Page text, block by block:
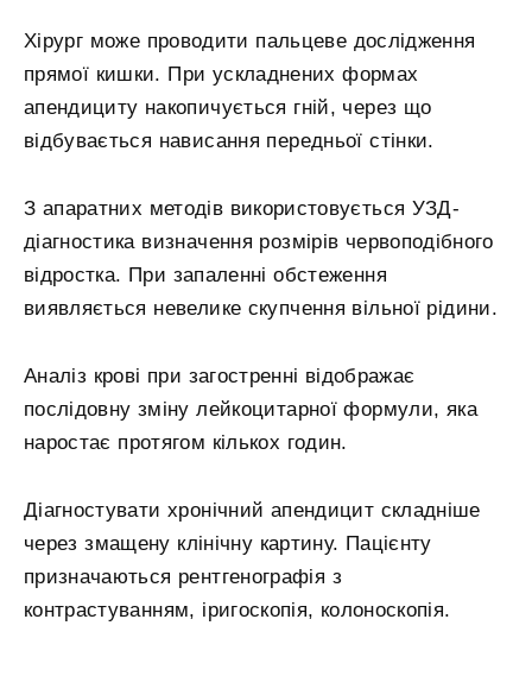
Хірург може проводити пальцеве дослідження
прямої кишки. При ускладнених формах
апендициту накопичується гній, через що
відбувається нависання передньої стінки.
З апаратних методів використовується УЗД-
діагностика визначення розмірів червоподібного
відростка. При запаленні обстеження
виявляється невелике скупчення вільної рідини.
Аналіз крові при загостренні відображає
послідовну зміну лейкоцитарної формули, яка
наростає протягом кількох годин.
Діагностувати хронічний апендицит складніше
через змащену клінічну картину. Пацієнту
призначаються рентгенографія з
контрастуванням, іригоскопія, колоноскопія.